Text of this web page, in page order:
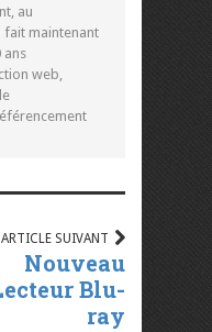
au
fait maintenant
ans
web,
ARTICLE SUIVANT
Nouveau
Blu-
ray